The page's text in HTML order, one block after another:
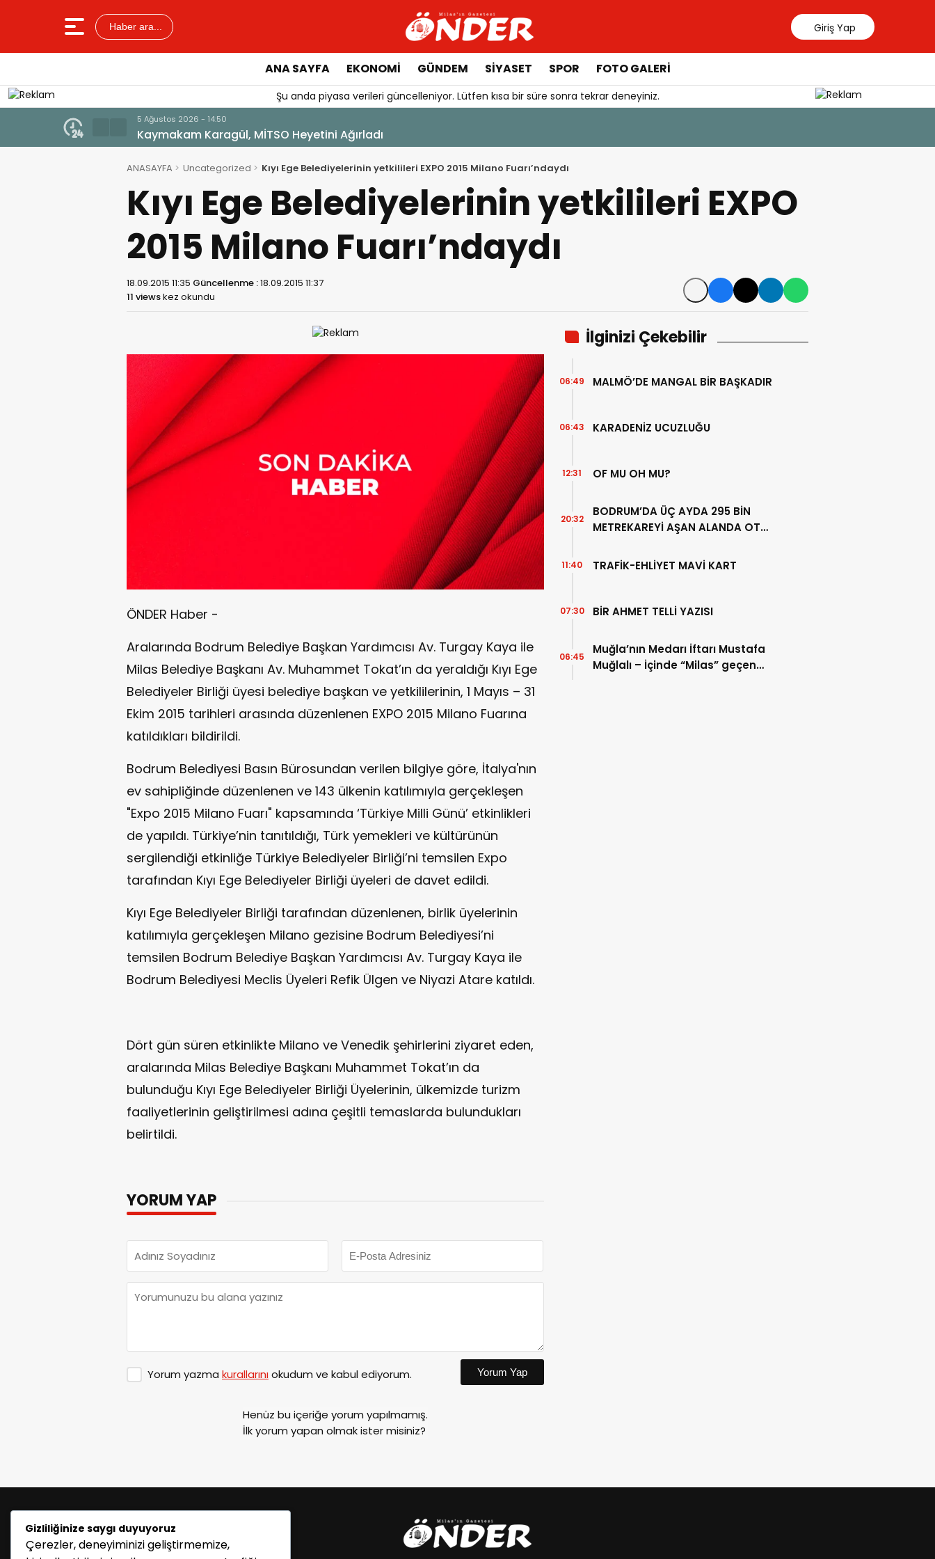
Haber ara... Giriş Yap
ANA SAYFA EKONOMİ GÜNDEM SİYASET SPOR FOTO GALERİ
Şu anda piyasa verileri güncelleniyor. Lütfen kısa bir süre sonra tekrar deneyiniz.
Sağlıklı Gelecek Anne Sütüyle Başlıyor
ANASAYFA Uncategorized Kıyı Ege Belediyelerinin yetkilileri EXPO 2015 Milano Fuarı’ndaydı
Kıyı Ege Belediyelerinin yetkilileri EXPO
2015 Milano Fuarı’ndaydı
18.09.2015 11:35 Güncellenme :18.09.2015 11:37
11 viewskez okundu
ÖNDER Haber -
Aralarında Bodrum Belediye Başkan Yardımcısı Av. Turgay Kaya ile
Milas Belediye Başkanı Av. Muhammet Tokat’ın da yeraldığı Kıyı Ege
Belediyeler Birliği üyesi belediye başkan ve yetkililerinin, 1 Mayıs – 31
Ekim 2015 tarihleri arasında düzenlenen EXPO 2015 Milano Fuarına
katıldıkları bildirildi.
Bodrum Belediyesi Basın Bürosundan verilen bilgiye göre, İtalya'nın
ev sahipliğinde düzenlenen ve 143 ülkenin katılımıyla gerçekleşen
"Expo 2015 Milano Fuarı" kapsamında ‘Türkiye Milli Günü’ etkinlikleri
de yapıldı. Türkiye’nin tanıtıldığı, Türk yemekleri ve kültürünün
sergilendiği etkinliğe Türkiye Belediyeler Birliği’ni temsilen Expo
tarafından Kıyı Ege Belediyeler Birliği üyeleri de davet edildi.
Kıyı Ege Belediyeler Birliği tarafından düzenlenen, birlik üyelerinin
katılımıyla gerçekleşen Milano gezisine Bodrum Belediyesi’ni
temsilen Bodrum Belediye Başkan Yardımcısı Av. Turgay Kaya ile
Bodrum Belediyesi Meclis Üyeleri Refik Ülgen ve Niyazi Atare katıldı.
Dört gün süren etkinlikte Milano ve Venedik şehirlerini ziyaret eden,
aralarında Milas Belediye Başkanı Muhammet Tokat’ın da
bulunduğu Kıyı Ege Belediyeler Birliği Üyelerinin, ülkemizde turizm
faaliyetlerinin geliştirilmesi adına çeşitli temaslarda bulundukları
belirtildi.
YORUM YAP
Yorum yazma kurallarınıokudum ve kabul ediyorum. Yorum Yap
Henüz bu içeriğe yorum yapılmamış.
İlk yorum yapan olmak ister misiniz?
İlginizi Çekebilir
MALMÖ’DE MANGAL BİR BAŞKADIR
06:49
KARADENİZ UCUZLUĞU
06:43
OF MU OH MU?
12:31
BODRUM’DA ÜÇ AYDA 295 BİN
METREKAREYİ AŞAN ALANDA OT
20:32
TRAFİK-EHLİYET MAVİ KART
11:40
BİR AHMET TELLİ YAZISI
07:30
Muğla’nın Medarı İftarı Mustafa
Muğlalı – İçinde “Milas” geçen
06:45
Gizliliğinize saygı duyuyoruz
Çerezler, deneyiminizi geliştirmemize,